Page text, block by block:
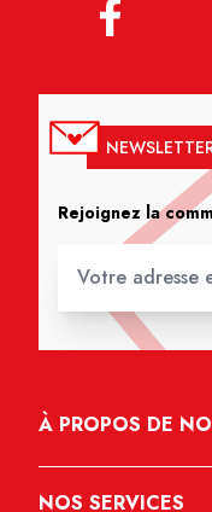
Rejoignez la
À PROPOS DE
NOS SERVICES